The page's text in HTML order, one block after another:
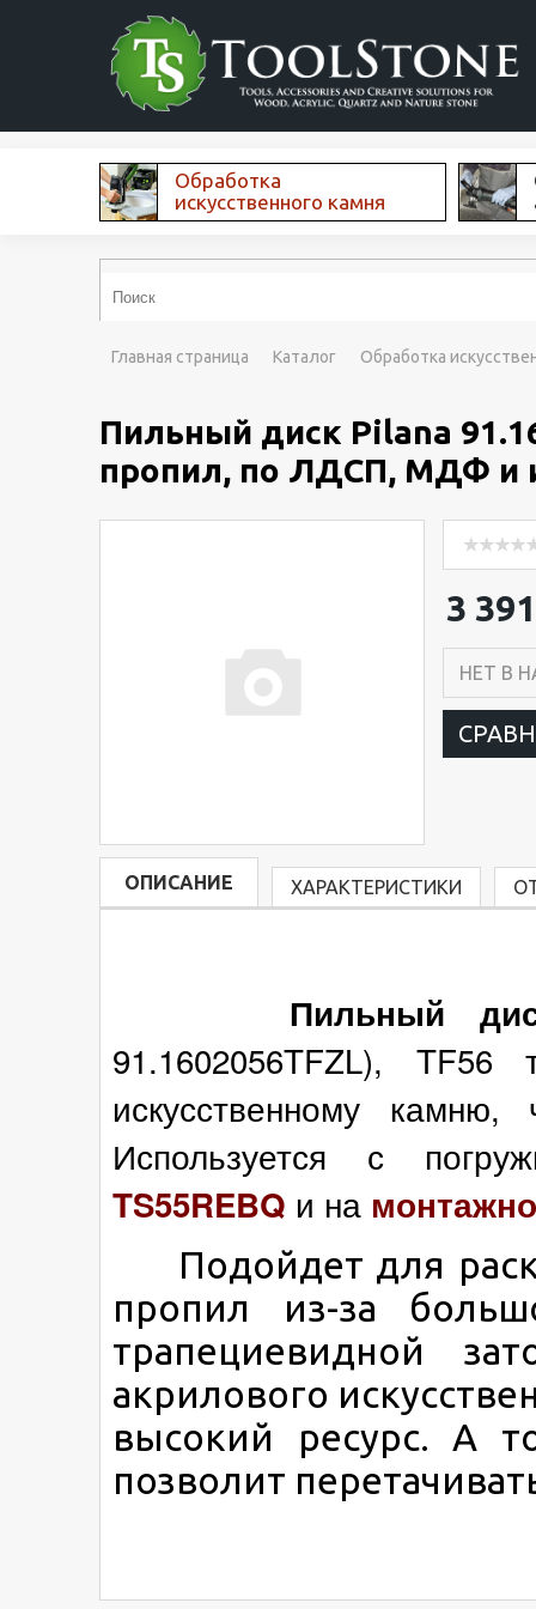
Обработка
искусственного камня
Главная страница Каталог Обработка
Пильный диск Pilana
пропил, по ЛДСП, МДФ и
3
НЕТ В
ОПИСАНИЕ ХАРАКТЕРИСТИКИ
Пильный
91.1602056TFZL),
искусственному
Используется с
TS55REBQ и на
Подойдет для
пропил из-за
трапециевидной
акрилового
высокий ресурс. А
позволит